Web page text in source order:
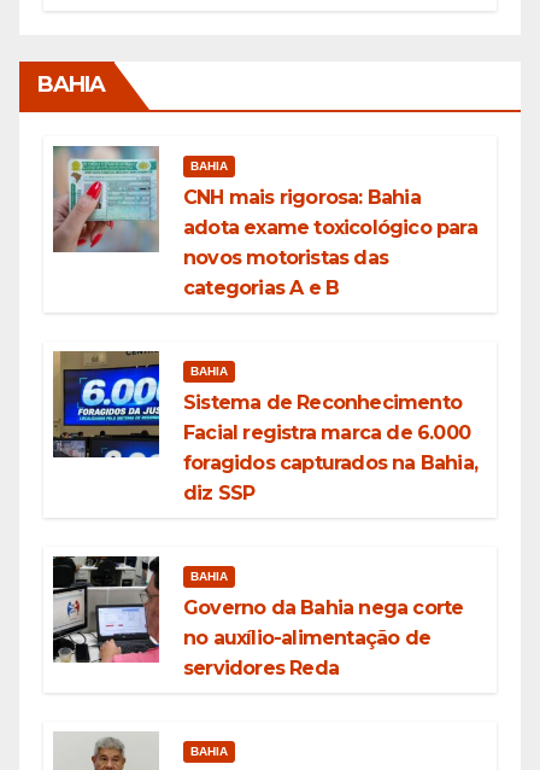
BAHIA
BAHIA
CNH mais rigorosa: Bahia
adota exame toxicológico para
novos motoristas das
categorias A e B
BAHIA
Sistema de Reconhecimento
Facial registra marca de 6.000
foragidos capturados na Bahia,
diz SSP
BAHIA
Governo da Bahia nega corte
no auxílio-alimentação de
servidores Reda
BAHIA